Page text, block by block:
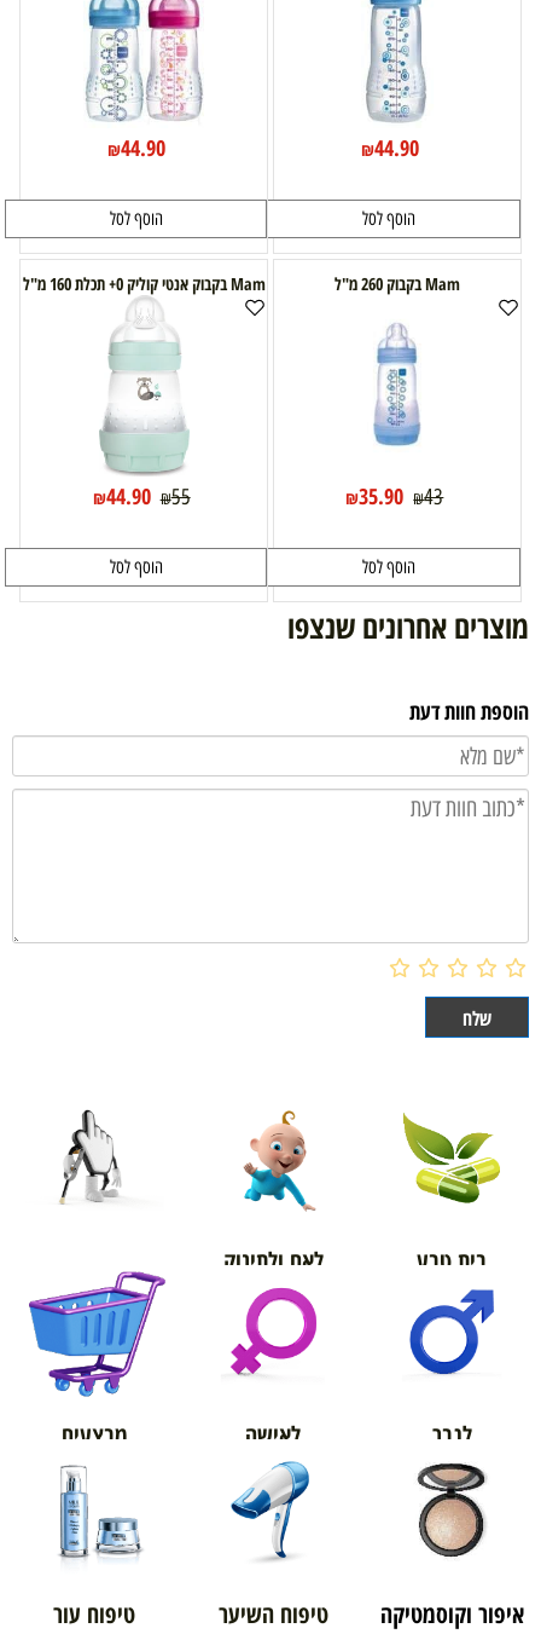
₪44.90
הוסף לסל
₪44.90
הוסף לסל
Mam בקבוק 260 מ"ל
₪43
₪35.90
הוסף לסל
Mam בקבוק אנטי קוליק 0+ תכלת 160 מ"ל
₪55
₪44.90
הוסף לסל
מוצרים אחרונים שנצפו
הוספת חוות דעת
בית טבע לאם ולתינוק
אורטופדיה
לגבר לאישה מבצעים
איפור וקוסמטיקה טיפוח השיער טיפוח עור